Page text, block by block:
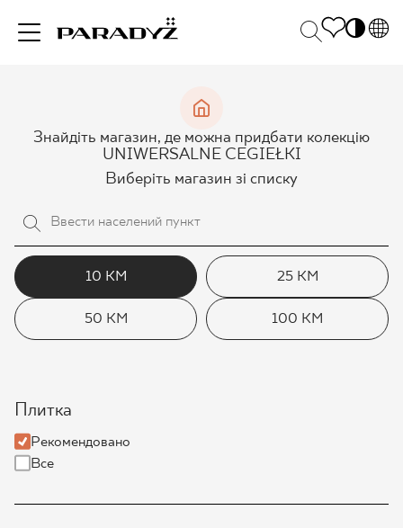
DE
НАТХНЕННЯ
ПРОДУКЦІЯ
КОЛЕКЦІЯ
ДЛЯ БІЗНЕСУ
ПРОЄКТУВАННЯ
Знайдіть магазин, де можна придбати колекцію
UNIWERSALNE CEGIEŁKI
Виберіть магазин зі списку
10 КМ 25 КМ
50 КМ 100 КМ
Плитка
Рекомендовано
Все